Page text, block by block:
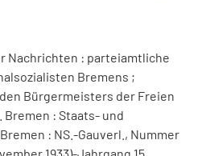
Nachrichten : parteiamtliche
Bremens ;
Bürgermeisters der Freien
: Staats- und
: NS.-Gauverl., Nummer
1933)-Jahrgang 15,